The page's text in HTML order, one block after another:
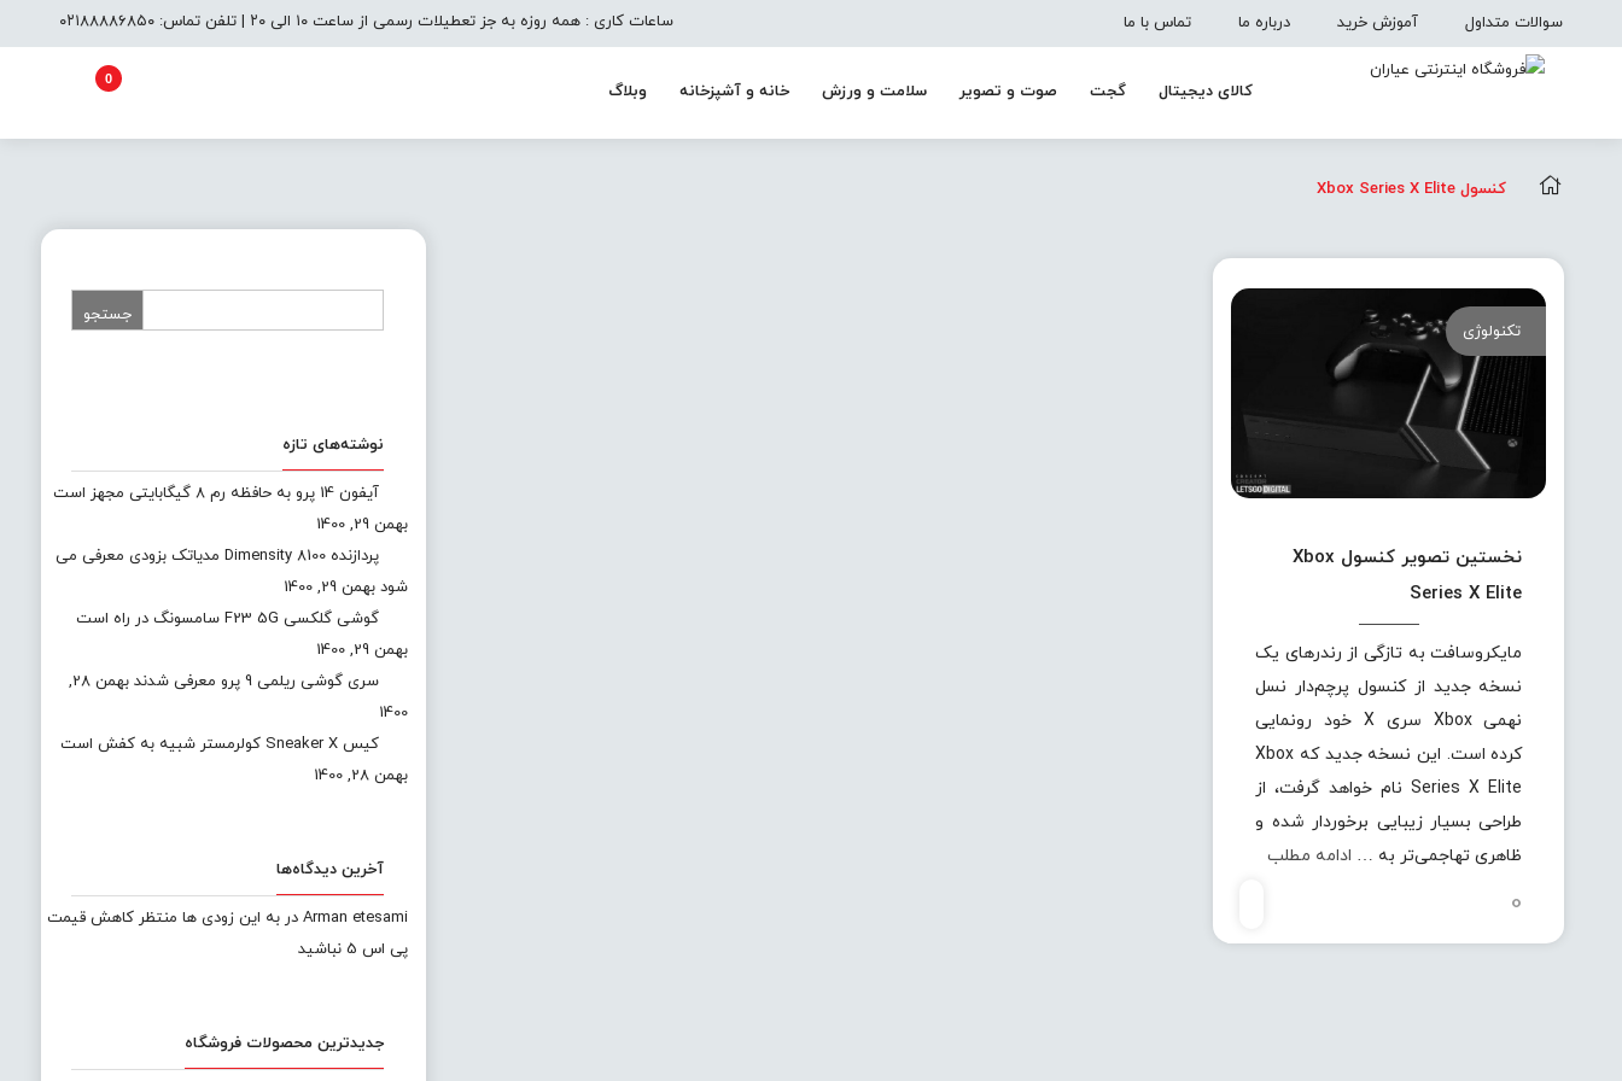
سوالات متداول آموزش خرید درباره ما تماس با ما ساعات کاری : همه روزه به جز تعطیلات رسمی از ساعت ۱۰ الی ۲۰ | تلفن تماس: ۰۲۱۸۸۸۸۶۸۵۰
کالای دیجیتال گجت صوت و تصویر سلامت و ورزش خانه و آشپزخانه وبلاگ
0
کنسول Xbox Series X Elite
تکنولوژی
نخستین تصویر کنسول Xbox
Series X Elite
مایکروسافت به تازگی از رندرهای یک
نسخه جدید از کنسول پرچم‌دار نسل
نهمی Xbox سری X خود رونمایی
کرده است. این نسخه جدید که Xbox
Series X Elite نام خواهد گرفت، از
طراحی بسیار زیبایی برخوردار شده و
ظاهری تهاجمی‌تر به … ادامه مطلب
0
نوشته‌های تازه
آیفون 14 پرو به حافظه رم 8 گیگابایتی مجهز است
بهمن 29, 1400
پردازنده Dimensity 8100 مدیاتک بزودی معرفی می
شود بهمن 29, 1400
گوشی گلکسی F23 5G سامسونگ در راه است
بهمن 29, 1400
سری گوشی ریلمی 9 پرو معرفی شدند
بهمن 28,
1400
کیس Sneaker X کولرمستر شبیه به کفش است
بهمن 28, 1400
آخرین دیدگاه‌ها
Arman etesami دربه این زودی ها منتظر کاهش قیمت
پی اس 5 نباشید
جدیدترین محصولات فروشگاه